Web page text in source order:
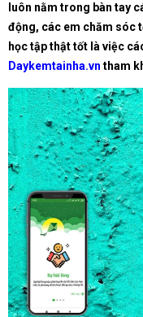
luôn nằm trong bàn tay
động, các em chăm sóc
học tập thật tốt là việc
Daykemtainha.vn tham